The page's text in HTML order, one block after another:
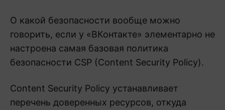
О какой безопасности вообще можно
говорить, если у «ВКонтакте» элементарно не
настроена самая базовая политика
безопасности CSP (Content Security Policy).
Content Security Policy устанавливает
перечень доверенных ресурсов, откуда